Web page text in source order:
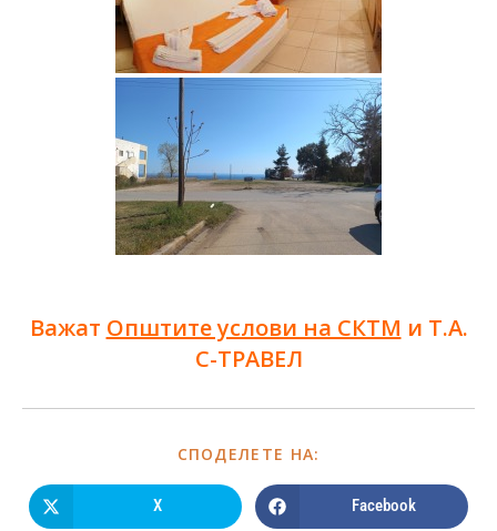
Важат Општите услови на СКТМ и Т.А.
С-ТРАВЕЛ
СПОДЕЛЕТЕ НА:
X Facebook